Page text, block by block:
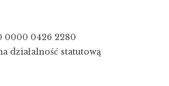
0000 0426 2280
działalność statutową